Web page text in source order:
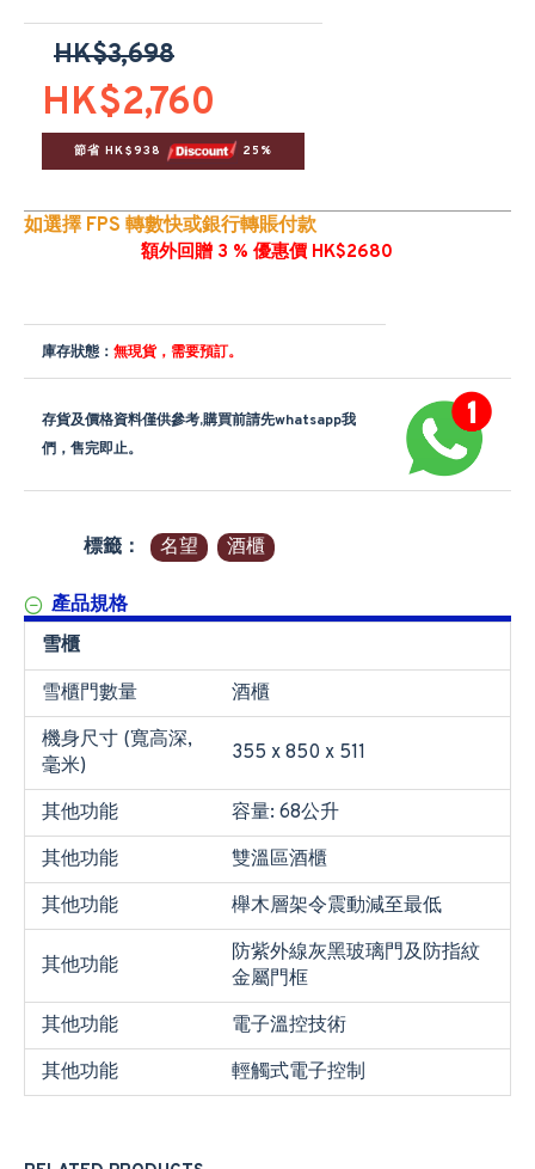
HK$2,760
HK$3,698
節省 HK$938 25%
如選擇 FPS 轉數快或銀行轉賬付款
額外回贈 3 % 優惠價 HK$2680
庫存狀態： 無現貨，需要預訂。
存貨及價格資料僅供參考,購買前請先whatsapp我
們，售完即止。
標籤： 名望 酒櫃
產品規格
雪櫃
雪櫃門數量
酒櫃
機身尺寸 (寬高深,
毫米)
355 x 850 x 511
其他功能
容量: 68公升
其他功能
雙溫區酒櫃
其他功能
櫸木層架令震動減至最低
其他功能
防紫外線灰黑玻璃門及防指紋
金屬門框
其他功能
電子溫控技術
其他功能
輕觸式電子控制